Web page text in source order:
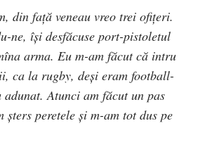
din faţă veneau vreo trei ofiţeri.
ne, îşi desfăcuse port-pistoletul
arma. Eu m-am făcut că intru
ca la rugby, deşi eram football-
adunat. Atunci am făcut un pas
şters peretele şi m-am tot dus pe